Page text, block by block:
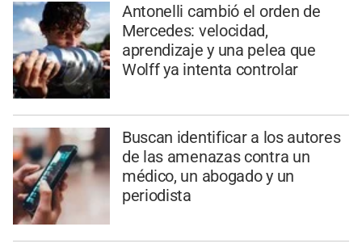
Antonelli cambió el orden de
Mercedes: velocidad,
aprendizaje y una pelea que
Wolff ya intenta controlar
Buscan identificar a los autores
de las amenazas contra un
médico, un abogado y un
periodista